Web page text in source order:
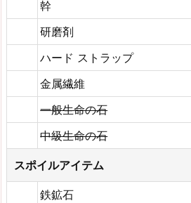
幹
研磨剤
ハード ストラップ
金属繊維
一般生命の石
中級生命の石
スポイルアイテム
鉄鉱石